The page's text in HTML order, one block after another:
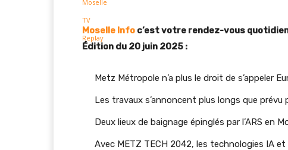
Moselle Info c’est votre rendez-vous
Édition du 20 juin 2025 :
Metz Métropole n’a plus le droit de s’appeler
Les travaux s’annoncent plus longs que prévu
Deux lieux de baignage épinglés par l’ARS en
Avec METZ TECH 2042, les technologies IA